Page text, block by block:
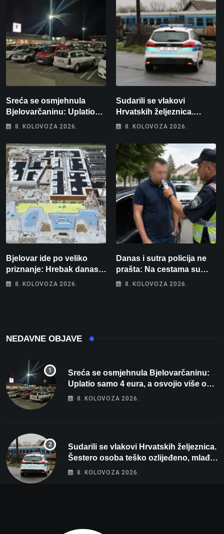
Sreća se osmjehnula
Bjelovarčaninu: Uplatio
samo 4 eura, a osvojio
8. KOLOVOZA 2026.
Sudarili se vlakovi
Hrvatskih željeznica.
Šestero osoba teško
intenzivnoj
8. KOLOVOZA 2026.
Bjelovar ide po veliko
priznanje: Hrebak danas u
Parizu predstavlja
8. KOLOVOZA 2026.
Danas i sutra policija ne
prašta: Na cestama su
posebno na meti ovi
8. KOLOVOZA 2026.
NEDAVNE OBJAVE
Sreća se osmjehnula Bjelovarčaninu:
Uplatio samo 4 eura, a osvojio više od
80 tisuća eura
8. KOLOVOZA 2026.
Sudarili se vlakovi Hrvatskih željeznica.
Šestero osoba teško ozlijeđeno, mlađa
žena na intenzivnoj
8. KOLOVOZA 2026.